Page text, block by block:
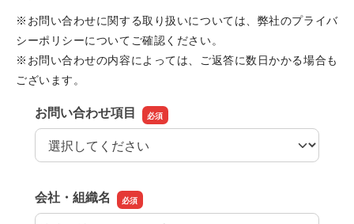
※お問い合わせに関する取り扱いについては、弊社のプライバ
シーポリシーについてご確認ください。
※お問い合わせの内容によっては、ご返答に数日かかる場合も
ございます。